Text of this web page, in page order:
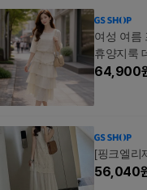
여성 여름
휴양지룩
64,900
[핑크엘리
56,040